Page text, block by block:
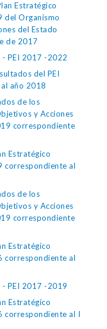
Estratégico
del Organismo
del Estado
de 2017
PEI 2017 -2022
del PEI
año 2018
de los
y Acciones
correspondiente
Estratégico
correspondiente al
de los
y Acciones
correspondiente
Estratégico
correspondiente al
PEI 2017 -2019
Estratégico
correspondiente al I